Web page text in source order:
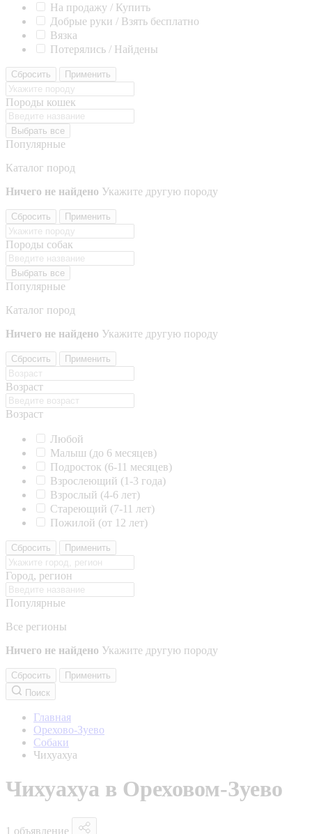
На продажу / Купить
Добрые руки / Взять бесплатно
Вязка
Потерялись / Найдены
Сбросить Применить
Породы кошек
Выбрать все
Популярные
Каталог пород
Ничего не найдено Укажите другую породу
Сбросить Применить
Породы собак
Выбрать все
Популярные
Каталог пород
Ничего не найдено Укажите другую породу
Сбросить Применить
Возраст
Возраст
Любой
Малыш (до 6 месяцев)
Подросток (6-11 месяцев)
Взрослеющий (1-3 года)
Взрослый (4-6 лет)
Стареющий (7-11 лет)
Пожилой (от 12 лет)
Сбросить Применить
Город, регион
Популярные
Все регионы
Ничего не найдено Укажите другую породу
Сбросить
Применить
Поиск
Главная
Орехово-Зуево
Собаки
Чихуахуа
Чихуахуа в Ореховом-Зуево
1 объявление